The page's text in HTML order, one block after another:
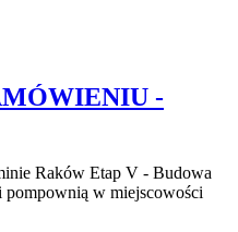
-
Raków Etap V - Budowa
pompownią w miejscowości